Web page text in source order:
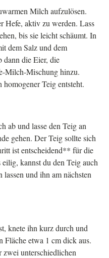
Milch aufzulösen.
Hefe, aktiv zu werden. Lass
bis sie leicht schäumt. In
dem Salz und dem
dann die Eier, die
Milch-Mischung hinzu.
Teig entsteht.
ab und lasse den Teig an
gehen. Der Teig sollte sich
ist entscheidend** für die
kannst du den Teig auch
und ihn am nächsten
knete ihn kurz durch und
Fläche etwa 1 cm dick aus.
unterschiedlichen